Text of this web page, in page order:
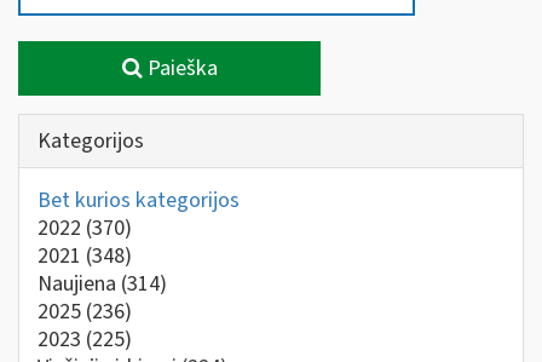
Paieška
Kategorijos
Bet kurios kategorijos
2022 (370)
2021 (348)
Naujiena (314)
2025 (236)
2023 (225)